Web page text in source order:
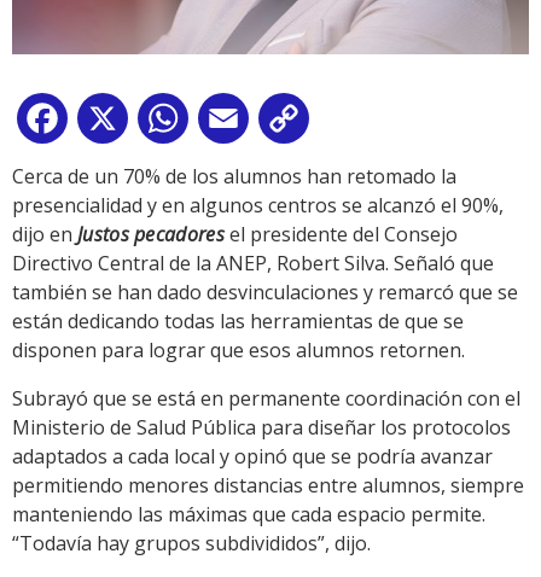
Facebook
X WhatsApp
Email
Link
Cerca de un 70% de los alumnos han retomado la
presencialidad y en algunos centros se alcanzó el 90%,
dijo en Justos pecadoresel presidente del Consejo
Directivo Central de la ANEP, Robert Silva. Señaló que
también se han dado desvinculaciones y remarcó que se
están dedicando todas las herramientas de que se
disponen para lograr que esos alumnos retornen.
Subrayó que se está en permanente coordinación con el
Ministerio de Salud Pública para diseñar los protocolos
adaptados a cada local y opinó que se podría avanzar
permitiendo menores distancias entre alumnos, siempre
manteniendo las máximas que cada espacio permite.
“Todavía hay grupos subdivididos”, dijo.